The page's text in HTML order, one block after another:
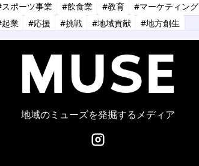
ポーツ事業
#飲食業 #教育
#マーケティング
業
#応援 #挑戦 #地域貢献
#地方創生
創
#健康 #アーティスト #金融
#IT
#タレント #コーチング
#コンサルタント
#デザイン
#商業施設 #小売業 #経営
地域のミューズを発掘するメディア